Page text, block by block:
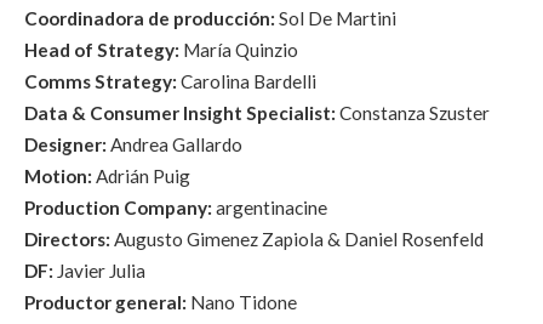
Coordinadora de producción: Sol De Martini
Head of Strategy: María Quinzio
Comms Strategy: Carolina Bardelli
Data & Consumer Insight Specialist: Constanza Szuster
Designer: Andrea Gallardo
Motion: Adrián Puig
Production Company: argentinacine
Directors: Augusto Gimenez Zapiola & Daniel Rosenfeld
DF: Javier Julia
Productor general: Nano Tidone